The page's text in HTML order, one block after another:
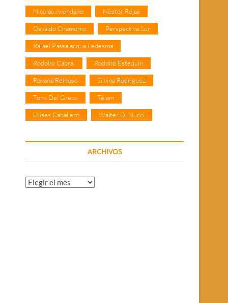
Nicolás Avendaño Néstor Rojas
Osvaldo Chamorro Perspectiva Sur
Rafael Passalacqua Ledesma
Rodolfo Cabral Rodolfo Estequin
Roxana Reinoso Silvina Rodríguez
Tony Del Greco Télam
Ulises Caballero Walter Di Nucci
ARCHIVOS
Archivos